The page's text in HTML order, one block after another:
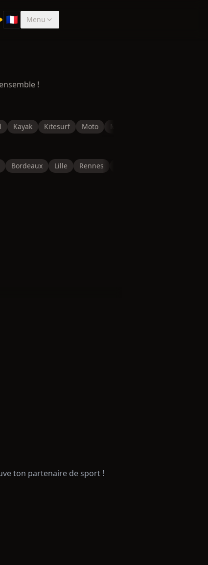
🇫🇷Sélectionner la langue
Menu
!
Kayak Kitesurf Moto Musculation
Bordeaux Lille Rennes
ton partenaire de sport !